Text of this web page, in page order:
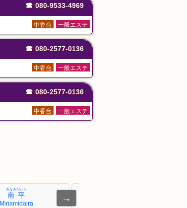
☎ 080-9533-4969
一般エステ
中香台
☎ 080-2577-0136
一般エステ
中香台
☎ 080-2577-0136
一般エステ
中香台
南平
みなみだいら
Minamidaira
→